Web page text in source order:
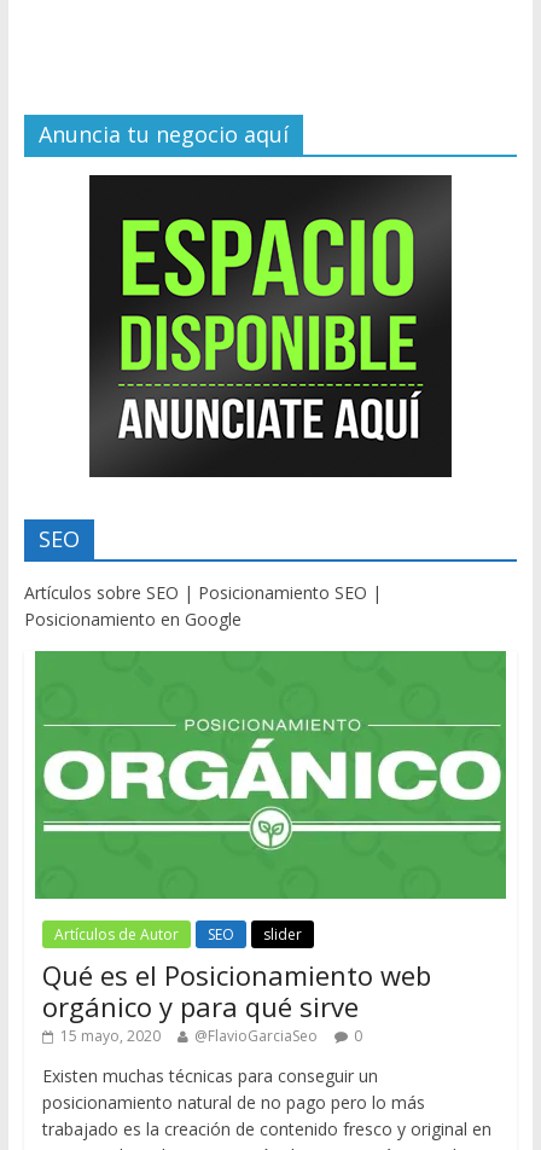
Anuncia tu negocio aquí
SEO
Artículos sobre SEO | Posicionamiento SEO |
Posicionamiento en Google
Artículos de Autor SEO slider
Qué es el Posicionamiento web
orgánico y para qué sirve
15 mayo, 2020 @FlavioGarciaSeo 0
Existen muchas técnicas para conseguir un
posicionamiento natural de no pago pero lo más
trabajado es la creación de contenido fresco y original en